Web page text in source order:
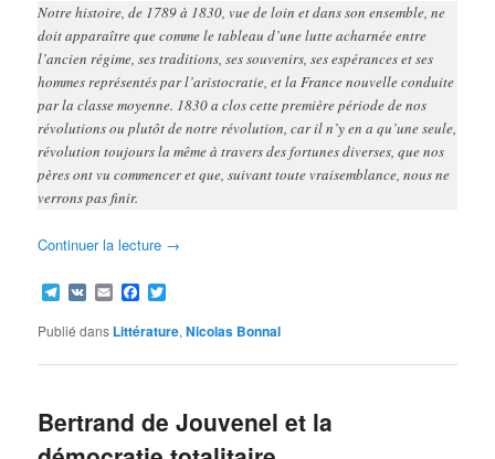
Notre histoire, de 1789 à 1830, vue de loin et dans son ensemble, ne
doit apparaître que comme le tableau d’une lutte acharnée entre
l’ancien régime, ses traditions, ses souvenirs, ses espérances et ses
hommes représentés par l’aristocratie, et la France nouvelle conduite
par la classe moyenne. 1830 a clos cette première période de nos
révolutions ou plutôt de notre révolution, car il n’y en a qu’une seule,
révolution toujours la même à travers des fortunes diverses, que nos
pères ont vu commencer et que, suivant toute vraisemblance, nous ne
verrons pas finir.
Continuer la lecture →
Telegram
VK EmailFacebook
Publié dans Littérature,Nicolas Bonnal
Bertrand de Jouvenel et la